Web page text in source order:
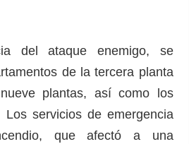
del ataque enemigo, se
de la tercera planta
plantas, así como los
servicios de emergencia
que afectó a una